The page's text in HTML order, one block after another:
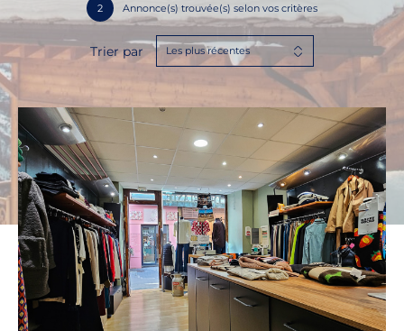
2 Annonce(s) trouvée(s) selon vos critères
Trier par Les plus récentes